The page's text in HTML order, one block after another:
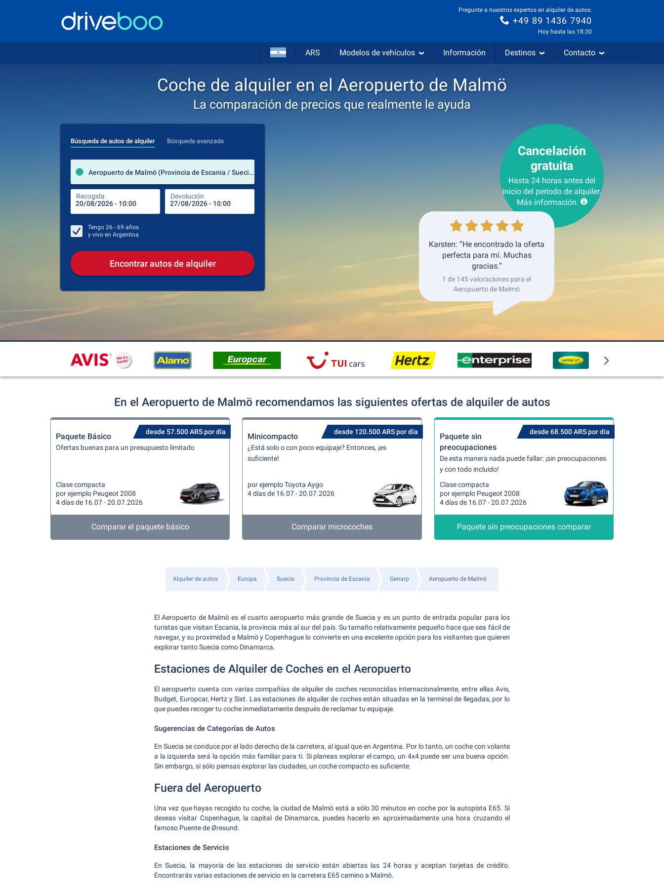
Pregunte a nuestros expertos en alquiler de autos:
+49 89 1436 7940
Hoy hasta las 18:30
ARS Modelos de vehículos Información Destinos Contacto
Coche de alquiler en el Aeropuerto de Malmö
La comparación de precios que realmente le ayuda
Búsqueda de autos de alquiler Búsqueda avanzada
Aeropuerto de Malmö (Provincia de Escania / Suecia)
Recogida Devolución
Tengo 26 - 69 años
y vivo en Argentina
Encontrar autos de alquiler
Cancelación
gratuita
Hasta 24 horas antes del
inicio del periodo de alquiler.
Más información.
Karsten: “He encontrado la oferta
perfecta para mí. Muchas
gracias.”
1 de 145 valoraciones para el
Aeropuerto de Malmö
En el Aeropuerto de Malmö recomendamos las siguientes ofertas de alquiler de autos
desde 57.500 ARS por día
Paquete Básico
Ofertas buenas para un presupuesto limitado
Clase compacta
por ejemplo Peugeot 2008
4 días de 16.07 - 20.07.2026
Comparar el paquete básico
desde 120.500 ARS por día
Minicompacto
¿Está solo o con poco equipaje? Entonces, ¡es
suficiente!
por ejemplo Toyota Aygo
4 días de 16.07 - 20.07.2026
Comparar microcoches
desde 68.500 ARS por día
Paquete sin
preocupaciones
De esta manera nada puede fallar: ¡sin preocupaciones
y con todo incluido!
Clase compacta
por ejemplo Peugeot 2008
4 días de 16.07 - 20.07.2026
Paquete sin preocupaciones comparar
Alquiler de autos Europa Suecia Provincia de Escania Genarp Aeropuerto de Malmö
El Aeropuerto de Malmö es el cuarto aeropuerto más grande de Suecia y es un punto de entrada popular para los
turistas que visitan Escania, la provincia más al sur del país. Su tamaño relativamente pequeño hace que sea fácil de
navegar, y su proximidad a Malmö y Copenhague lo convierte en una excelente opción para los visitantes que quieren
explorar tanto Suecia como Dinamarca.
Estaciones de Alquiler de Coches en el Aeropuerto
El aeropuerto cuenta con varias compañías de alquiler de coches reconocidas internacionalmente, entre ellas Avis,
Budget, Europcar, Hertz y Sixt. Las estaciones de alquiler de coches están situadas en la terminal de llegadas, por lo
que puedes recoger tu coche inmediatamente después de reclamar tu equipaje.
Sugerencias de Categorías de Autos
En Suecia se conduce por el lado derecho de la carretera, al igual que en Argentina. Por lo tanto, un coche con volante
a la izquierda será la opción más familiar para ti. Si planeas explorar el campo, un 4x4 puede ser una buena opción.
Sin embargo, si sólo piensas explorar las ciudades, un coche compacto es suficiente.
Fuera del Aeropuerto
Una vez que hayas recogido tu coche, la ciudad de Malmö está a sólo 30 minutos en coche por la autopista E65. Si
deseas visitar Copenhague, la capital de Dinamarca, puedes hacerlo en aproximadamente una hora cruzando el
famoso Puente de Øresund.
Estaciones de Servicio
En Suecia, la mayoría de las estaciones de servicio están abiertas las 24 horas y aceptan tarjetas de crédito.
Encontrarás varias estaciones de servicio en la carretera E65 camino a Malmö.